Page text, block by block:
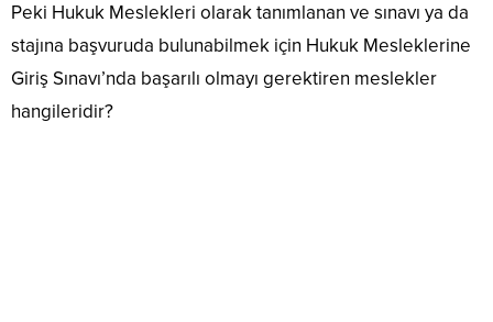
Peki Hukuk Meslekleri olarak tanımlanan ve sınavı ya da
stajına başvuruda bulunabilmek için Hukuk Mesleklerine
Giriş Sınavı’nda başarılı olmayı gerektiren meslekler
hangileridir?